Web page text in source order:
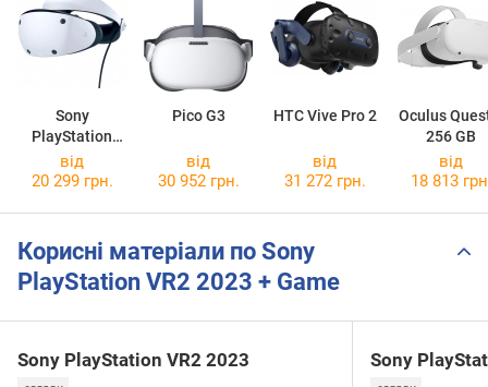
Sony
PlayStation
VR2 2023
Pico G3 HTC Vive Pro 2
Oculus
256 GB
від
20 299 грн.
від
30 952 грн.
від
31 272 грн.
від
18 813
Корисні матеріали по Sony
PlayStation VR2 2023 + Game
Sony PlayStation VR2 2023 Sony